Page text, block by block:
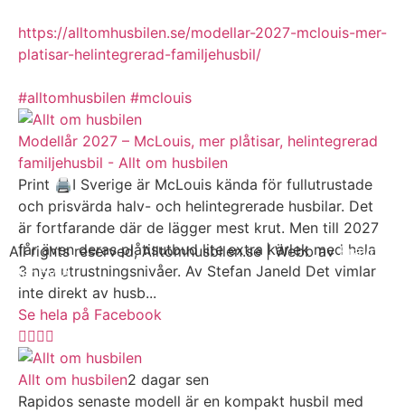
https://alltomhusbilen.se/modellar-2027-mclouis-mer-
platisar-helintegrerad-familjehusbil/
#alltomhusbilen #mclouis
Modellår 2027 – McLouis, mer plåtisar, helintegrerad
familjehusbil - Allt om husbilen
Print 🖨I Sverige är McLouis kända för fullutrustade
och prisvärda halv- och helintegrerade husbilar. Det
är fortfarande där de lägger mest krut. Men till 2027
får även deras plåtisutbud lite extra kärlek med hela
3 nya utrustningsnivåer. Av Stefan Janeld Det vimlar
inte direkt av husb...
Se hela på Facebook
Allt om husbilen2 dagar sen
Rapidos senaste modell är en kompakt husbil med
All rights reserved, Alltomhusbilen.se | Webb avBravo
Webbyrå